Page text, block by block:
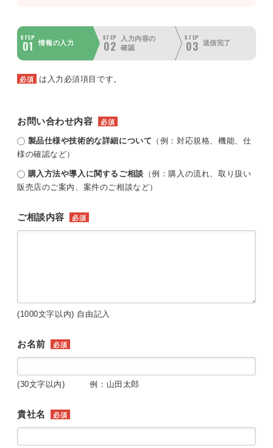
STEP
01 情報の入力
STEP
02
入力内容の
確認
STEP
03 送信完了
必須 は入力必須項目です。
お問い合わせ内容 必須
製品仕様や技術的な詳細について （例：対応規格、機能、仕
様の確認など）
購入方法や導入に関するご相談 （例：購入の流れ、取り扱い
販売店のご案内、案件のご相談など）
ご相談内容 必須
(1000文字以内) 自由記入
お名前 必須
(30文字以内) 例：山田太郎
貴社名 必須